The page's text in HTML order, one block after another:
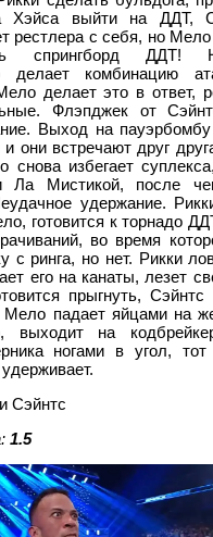
Хэйса выйти на ДДТ,
рестлера с себя, но
спрингборд ДДТ!
делает комбинацию
делает это в ответ,
Флэпджек от
Выход на
и они встречают друг
снова избегает
Ла Мистикой, после
удержание.
готовится к торнадо
во время
с ринга, но нет. Рикки
его на канаты, лезет
прыгнуть,
Мело падает яйцами на
выходит на
ногами в угол,
Сэйнтс
1.5